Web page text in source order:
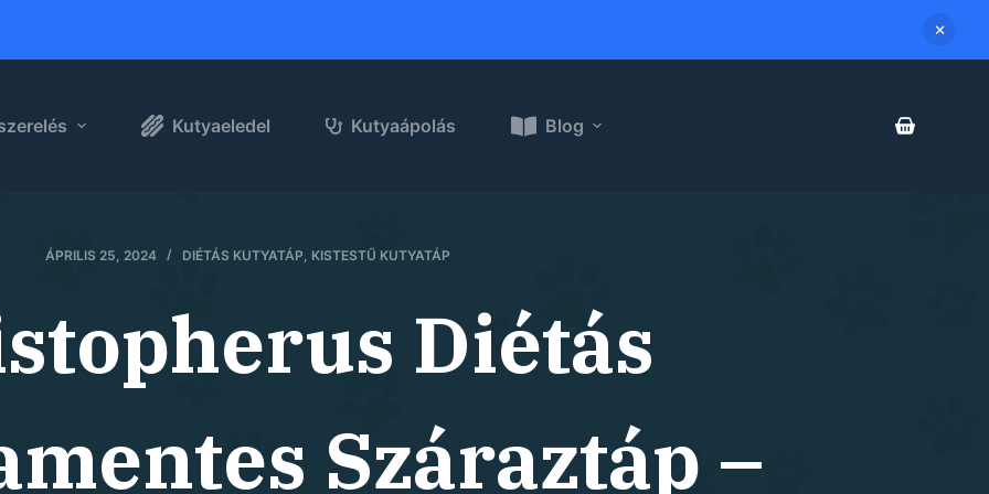
Kutyaeledel Kutyaápolás Blog
ÁPRILIS 25, 2024 DIÉTÁS KUTYATÁP, KISTESTŰ KUTYATÁP
Diétás
Száraztáp –